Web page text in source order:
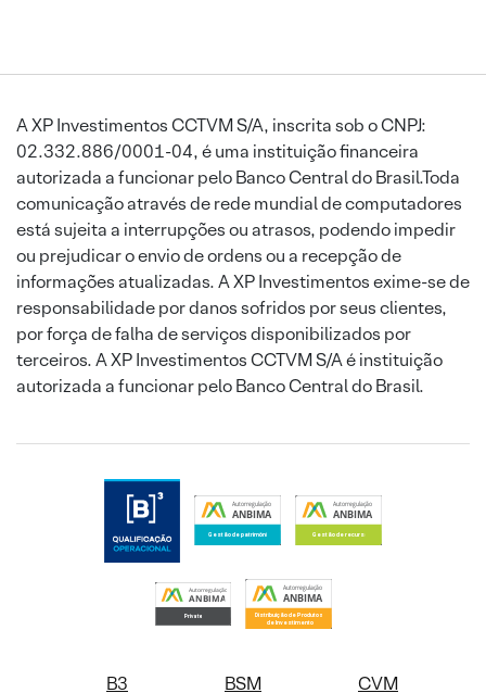
A XP Investimentos CCTVM S/A, inscrita sob o CNPJ:
02.332.886/0001-04, é uma instituição financeira
autorizada a funcionar pelo Banco Central do Brasil.Toda
comunicação através de rede mundial de computadores
está sujeita a interrupções ou atrasos, podendo impedir
ou prejudicar o envio de ordens ou a recepção de
informações atualizadas. A XP Investimentos exime-se de
responsabilidade por danos sofridos por seus clientes,
por força de falha de serviços disponibilizados por
terceiros. A XP Investimentos CCTVM S/A é instituição
autorizada a funcionar pelo Banco Central do Brasil.
B3 BSM CVM